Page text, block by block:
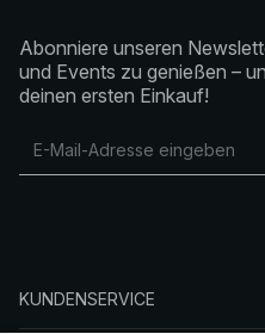
Abonniere unseren
und Events zu genießen –
deinen ersten Einkauf!
KUNDENSERVICE